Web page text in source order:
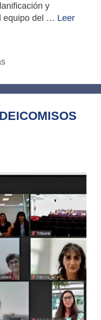
y
equipo del … Leer